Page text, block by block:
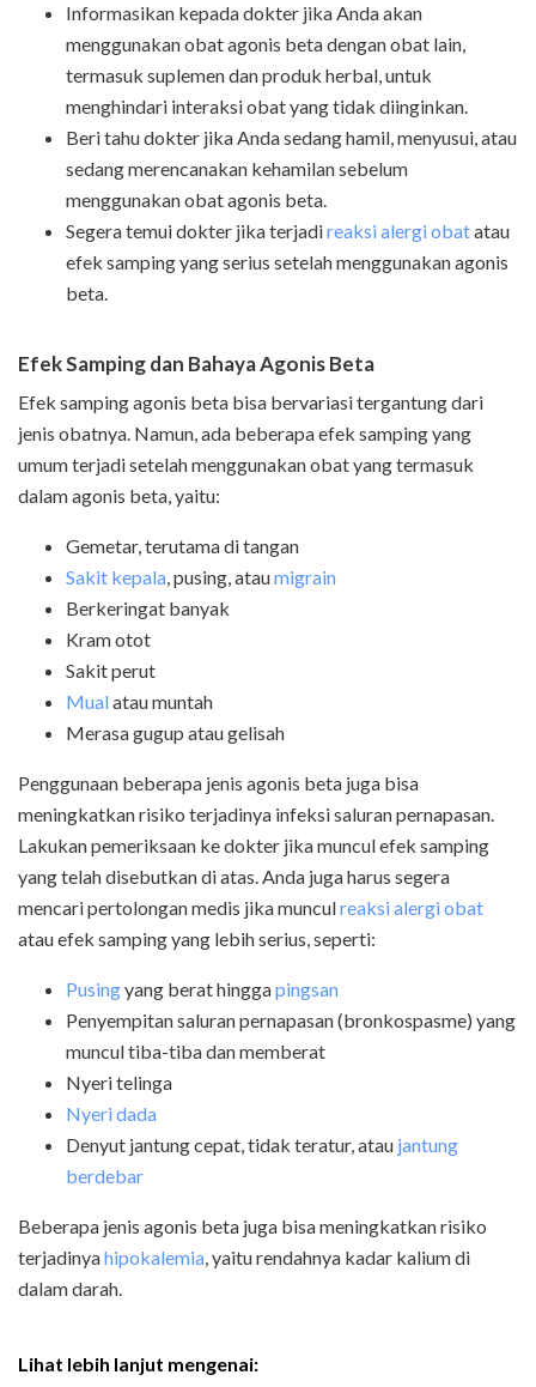
Informasikan kepada dokter jika Anda akan
menggunakan obat agonis beta dengan obat lain,
termasuk suplemen dan produk herbal, untuk
menghindari interaksi obat yang tidak diinginkan.
Beri tahu dokter jika Anda sedang hamil, menyusui, atau
sedang merencanakan kehamilan sebelum
menggunakan obat agonis beta.
Segera temui dokter jika terjadireaksi alergi obatatau
efek samping yang serius setelah menggunakan agonis
beta.
Efek Samping dan Bahaya Agonis Beta
Efek samping agonis beta bisa bervariasi tergantung dari
jenis obatnya. Namun, ada beberapa efek samping yang
umum terjadi setelah menggunakan obat yang termasuk
dalam agonis beta, yaitu:
Gemetar, terutama di tangan
Sakit kepala, pusing, ataumigrain
Berkeringat banyak
Kram otot
Sakit perut
Mualatau muntah
Merasa gugup atau gelisah
Penggunaan beberapa jenis agonis beta juga bisa
meningkatkan risiko terjadinya infeksi saluran pernapasan.
Lakukan pemeriksaan ke dokter jika muncul efek samping
yang telah disebutkan di atas. Anda juga harus segera
mencari pertolongan medis jika munculreaksi alergi obat
atau efek samping yang lebih serius, seperti:
Pusingyang berat hinggapingsan
Penyempitan saluran pernapasan (bronkospasme) yang
muncul tiba-tiba dan memberat
Nyeri telinga
Nyeri dada
Denyut jantung cepat, tidak teratur, atau jantung
berdebar
Beberapa jenis agonis beta juga bisa meningkatkan risiko
terjadinyahipokalemia, yaitu rendahnya kadar kalium di
dalam darah.
Lihat lebih lanjut mengenai: